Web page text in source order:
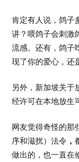
肯定有人说，鸽子
讲？喂鸽子会刺激
流感。还有，鸽子
现了你的爱心，还
另外，新加坡关于
经许可在本地放生
网友觉得奇怪的那
序和滋扰）法令 ，
做出的，也一直在